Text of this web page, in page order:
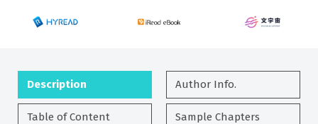
Description Author Info.
Table of Content Sample Chapters